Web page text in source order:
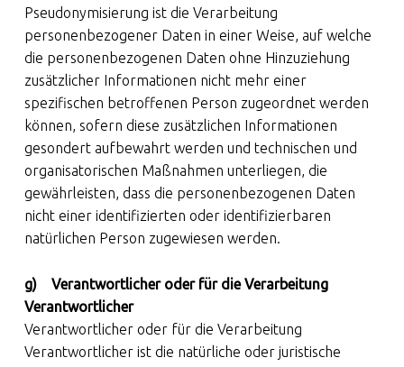
Pseudonymisierung ist die Verarbeitung
personenbezogener Daten in einer Weise, auf welche
die personenbezogenen Daten ohne Hinzuziehung
zusätzlicher Informationen nicht mehr einer
spezifischen betroffenen Person zugeordnet werden
können, sofern diese zusätzlichen Informationen
gesondert aufbewahrt werden und technischen und
organisatorischen Maßnahmen unterliegen, die
gewährleisten, dass die personenbezogenen Daten
nicht einer identifizierten oder identifizierbaren
natürlichen Person zugewiesen werden.
g) Verantwortlicher oder für die Verarbeitung
Verantwortlicher
Verantwortlicher oder für die Verarbeitung
Verantwortlicher ist die natürliche oder juristische